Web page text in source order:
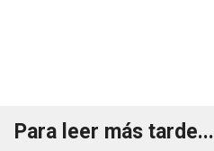
Para leer más tarde...